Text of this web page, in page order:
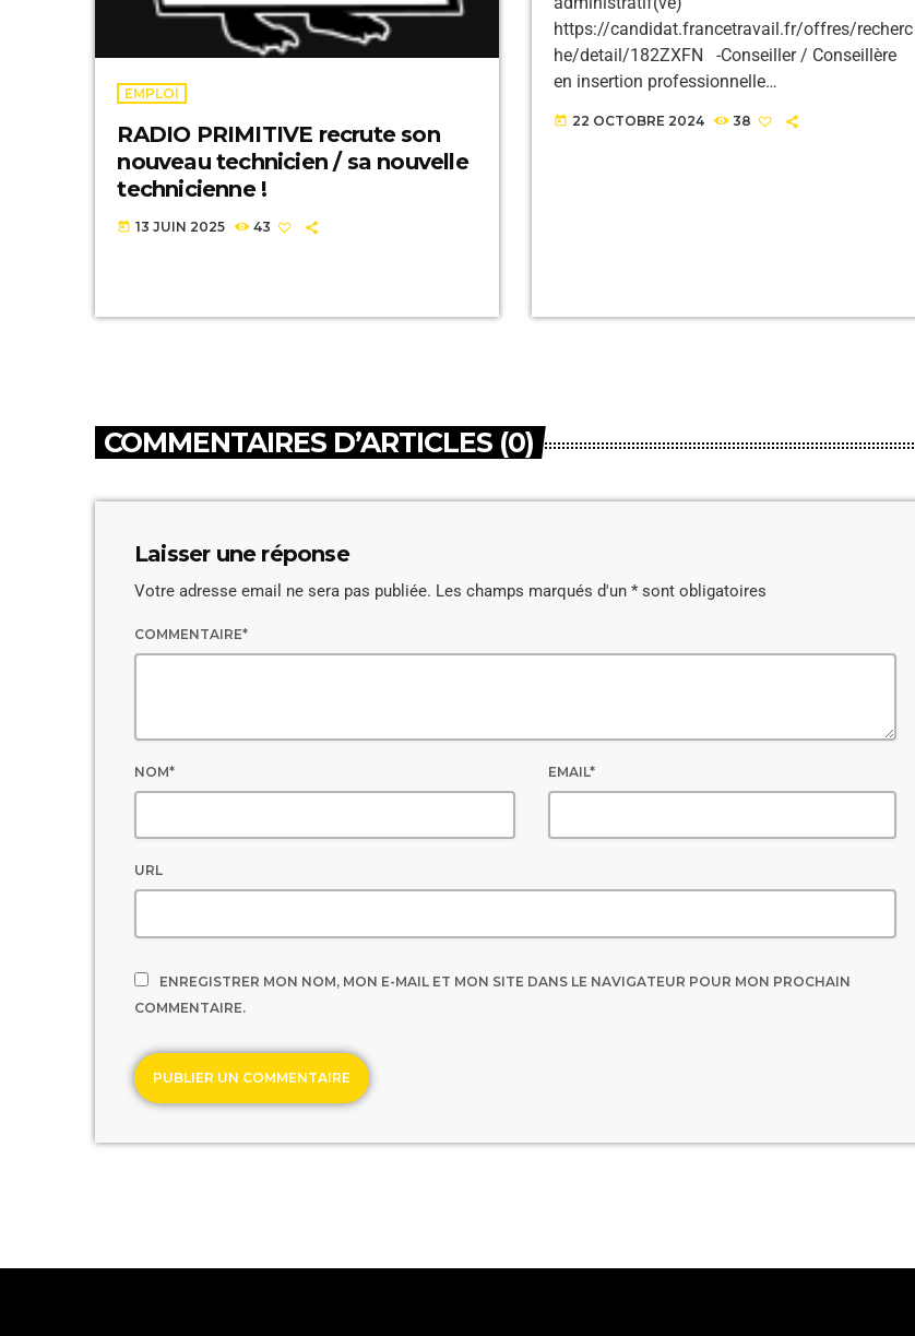
EMPLOI
RADIO PRIMITIVE recrute son
nouveau technicien / sa nouvelle
technicienne !
today 13 JUIN 2025 43
https://candidat.francetravail.fr/offres/recherc
he/detail/182ZXFN -Conseiller / Conseillère
en insertion professionnelle
he/detail/182YFKF -Vendeur / Vendeuse en
today 22 OCTOBRE 2024 38
COMMENTAIRES D’ARTICLES (0)
Laisser une réponse
Votre adresse email ne sera pas publiée. Les champs marqués d'un * sont obligatoires
COMMENTAIRE*
NOM* EMAIL*
URL
ENREGISTRER MON NOM, MON E-MAIL ET MON SITE DANS LE NAVIGATEUR POUR MON PROCHAIN
COMMENTAIRE.